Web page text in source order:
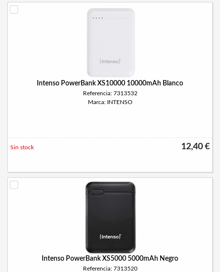
Intenso PowerBank XS10000 10000mAh Blanco
Referencia: 7313532
Marca: INTENSO
12,40 €
Sin stock
Intenso PowerBank XS5000 5000mAh Negro
Referencia: 7313520